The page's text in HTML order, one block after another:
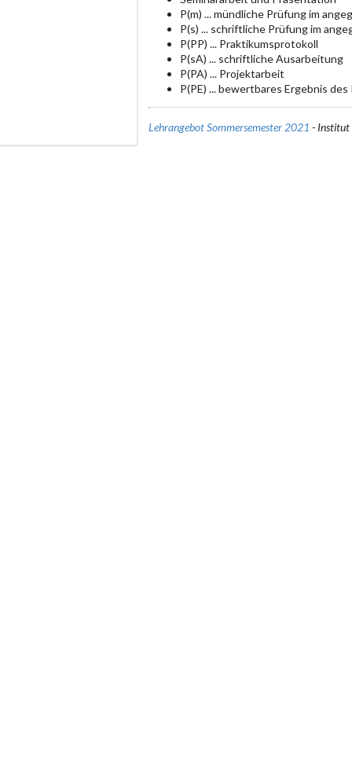
P(m) ... mündliche Prüfung im
P(s) ... schriftliche Prüfung im
P(PP) ... Praktikumsprotokoll
P(sA) ... schriftliche Ausarbeitung
P(PA) ... Projektarbeit
P(PE) ... bewertbares Ergebnis
Lehrangebot Sommersemester 2021 - Institut